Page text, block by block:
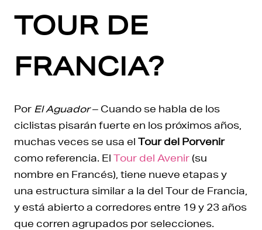
TOUR DE
FRANCIA?
Por El Aguador– Cuando se habla de los
ciclistas pisarán fuerte en los próximos años,
muchas veces se usa el Tour del Porvenir
como referencia. El Tour del Avenir (su
nombre en Francés), tiene nueve etapas y
una estructura similar a la del Tour de Francia,
y está abierto a corredores entre 19 y 23 años
que corren agrupados por selecciones.